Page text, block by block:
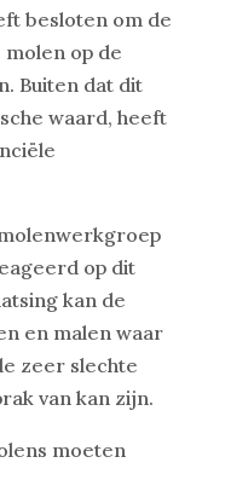
besloten om de
op de
Buiten dat dit
waard, heeft
op dit
kan de
en malen waar
zeer slechte
van kan zijn.
moeten